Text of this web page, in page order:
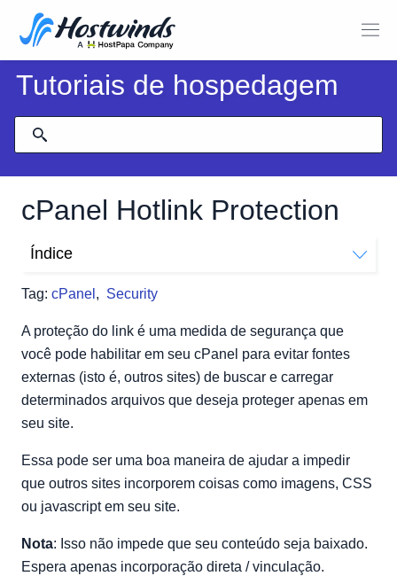
Tutoriais de hospedagem
cPanel Hotlink Protection
Tag: cPanel , Security
Índice
A proteção do link é uma medida de segurança que
você pode habilitar em seu cPanel para evitar fontes
externas (isto é, outros sites) de buscar e carregar
determinados arquivos que deseja proteger apenas em
seu site.
Essa pode ser uma boa maneira de ajudar a impedir
que outros sites incorporem coisas como imagens, CSS
ou javascript em seu site.
Nota: Isso não impede que seu conteúdo seja baixado.
Espera apenas incorporação direta / vinculação.